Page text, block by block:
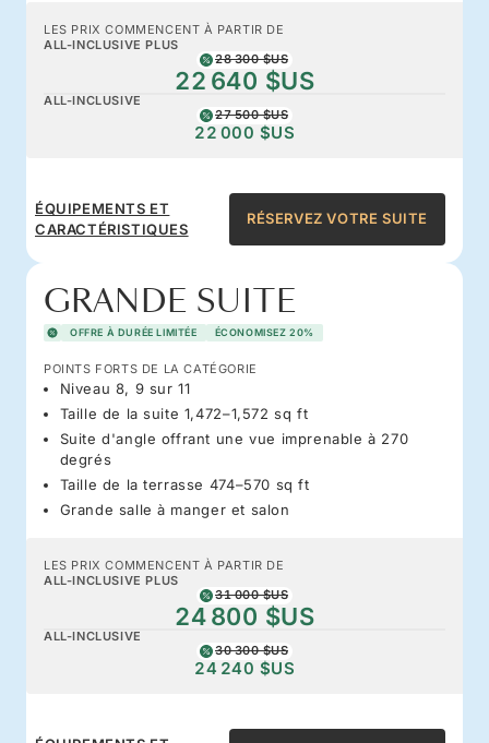
LES PRIX COMMENCENT À PARTIR DE
ALL-INCLUSIVE PLUS
28 300 $US
22 640 $US
ALL-INCLUSIVE
27 500 $US
22 000 $US
ÉQUIPEMENTS ET
CARACTÉRISTIQUES
RÉSERVEZ VOTRE SUITE
GRANDE SUITE
OFFRE À DURÉE LIMITÉE ÉCONOMISEZ 20%
POINTS FORTS DE LA CATÉGORIE
Niveau 8, 9 sur 11
Taille de la suite 1,472–1,572 sq ft
Suite d'angle offrant une vue imprenable à 270
degrés
Taille de la terrasse 474–570 sq ft
Grande salle à manger et salon
LES PRIX COMMENCENT À PARTIR DE
ALL-INCLUSIVE PLUS
31 000 $US
24 800 $US
ALL-INCLUSIVE
30 300 $US
24 240 $US